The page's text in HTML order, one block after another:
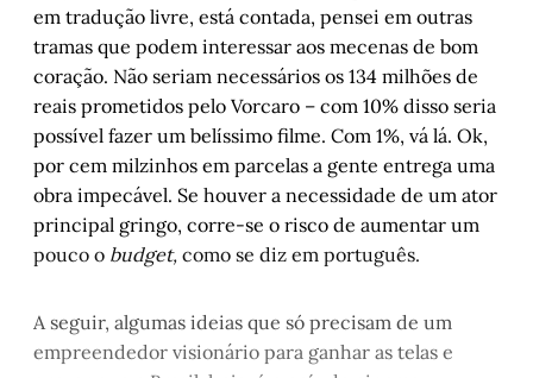
em tradução livre, está contada, pensei em outras
tramas que podem interessar aos mecenas de bom
coração. Não seriam necessários os 134 milhões de
reais prometidos pelo Vorcaro – com 10% disso seria
possível fazer um belíssimo filme. Com 1%, vá lá. Ok,
por cem milzinhos em parcelas a gente entrega uma
obra impecável. Se houver a necessidade de um ator
principal gringo, corre-se o risco de aumentar um
pouco o budget, como se diz em português.
A seguir, algumas ideias que só precisam de um
empreendedor visionário para ganhar as telas e